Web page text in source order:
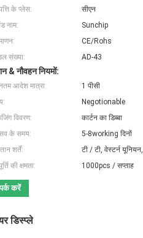
के प्लेस:
सीएन
नाम:
Sunchip
CE/Rohs
संख्या:
AD-43
& नौवहन नियमों:
आदेश मात्रा:
1 पीसी
Negotionable
विवरण:
कार्टन का डिब्बा
के समय:
5-8working दिनों
शर्तें:
टी / टी, वेस्टर्न यूनियन,
की क्षमता:
1000pcs / सप्ताह
करें
डिस्प्ले